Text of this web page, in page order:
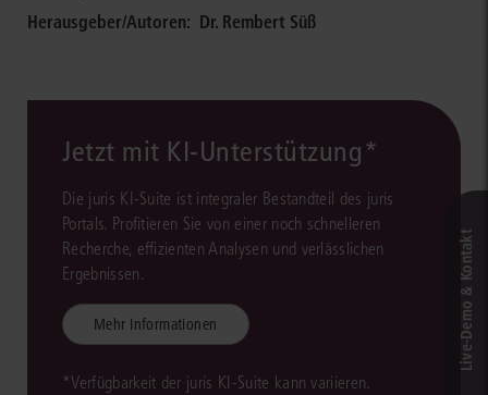
Herausgeber/Autoren: Dr. Rembert Süß
Jetzt mit KI-Unterstützung*
Die juris KI-Suite ist integraler Bestandteil des juris
Portals. Profitieren Sie von einer noch schnelleren
Recherche, effizienten Analysen und verlässlichen
Ergebnissen.
Mehr Informationen
*Verfügbarkeit der juris KI-Suite kann variieren.
Live‑Demo & Kontakt